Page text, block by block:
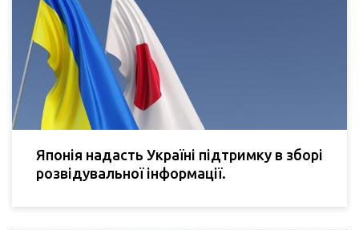
Японія надасть Україні підтримку в зборі
розвідувальної інформації.